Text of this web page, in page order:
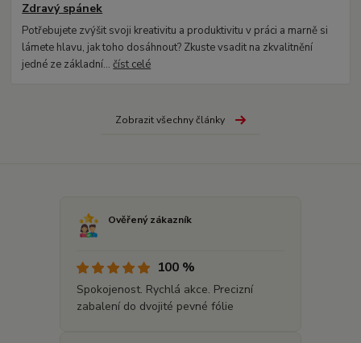
Zdravý spánek
Potřebujete zvýšit svoji kreativitu a produktivitu v práci a marně si
lámete hlavu, jak toho dosáhnout? Zkuste vsadit na zkvalitnění
jedné ze základní...číst celé
Zobrazit všechny články
Ověřený zákazník
100 %
Spokojenost. Rychlá akce. Precizní
zabalení do dvojité pevné fólie